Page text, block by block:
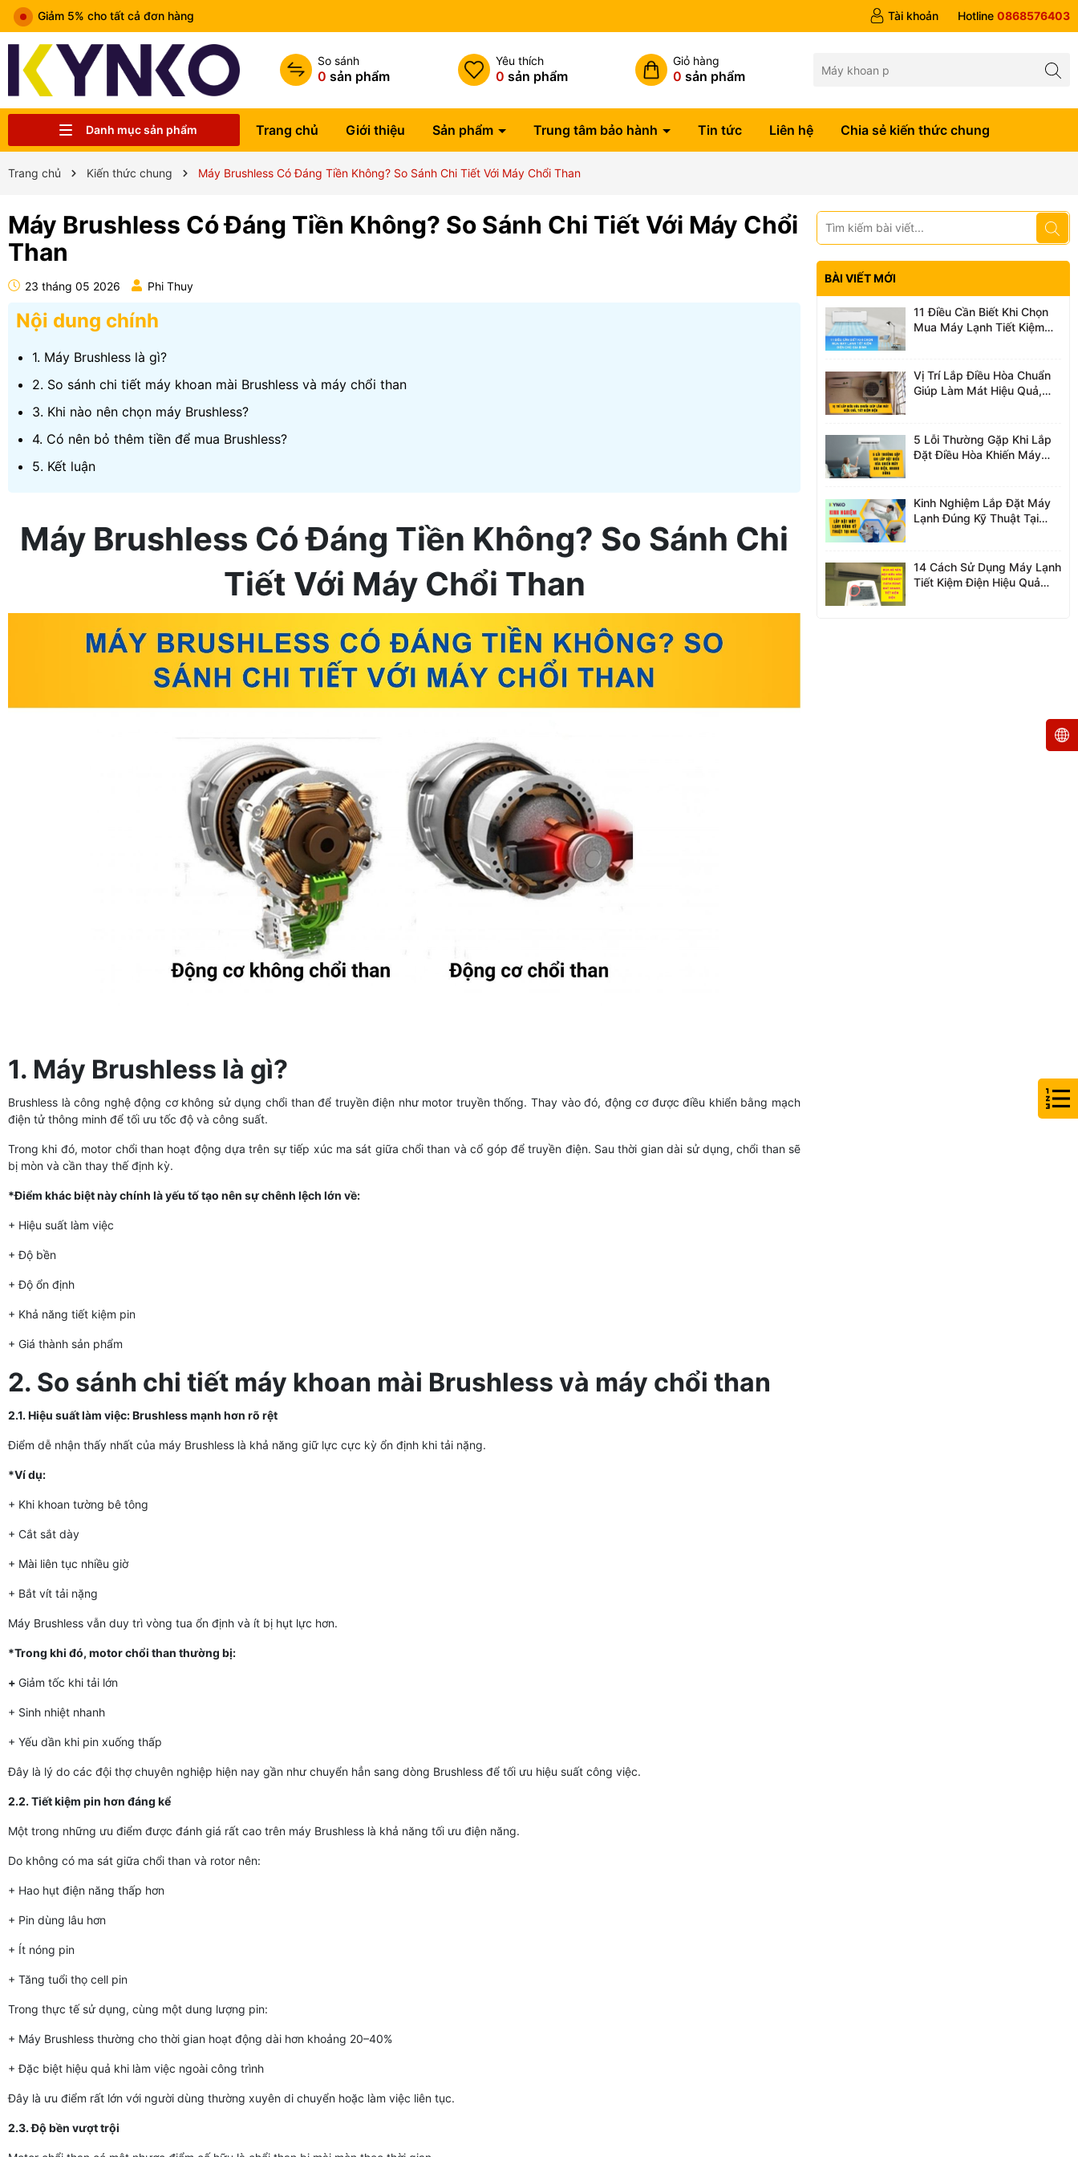
Tài khoản Hotline 0868576403
So sánh
0 sản phẩm
Yêu thích
0 sản phẩm
Giỏ hàng
0 sản phẩm
Danh mục sản phẩm Trang chủ Giới thiệu Sản phẩm Trung tâm bảo hành Tin tức Liên hệ Chia sẻ kiến thức chung
Trang chủ Kiến thức chung Máy Brushless Có Đáng Tiền Không? So Sánh Chi Tiết Với Máy Chổi Than
Máy Brushless Có Đáng Tiền Không? So Sánh Chi Tiết Với Máy Chổi
Than
23 tháng 05 2026 Phi Thuy
Nội dung chính
1. Máy Brushless là gì?
2. So sánh chi tiết máy khoan mài Brushless và máy chổi than
3. Khi nào nên chọn máy Brushless?
4. Có nên bỏ thêm tiền để mua Brushless?
5. Kết luận
Máy Brushless Có Đáng Tiền Không? So Sánh Chi
Tiết Với Máy Chổi Than
1. Máy Brushless là gì?
Brushless là công nghệ động cơ không sử dụng chổi than để truyền điện như motor truyền thống. Thay vào đó, động cơ được điều khiển bằng mạch
điện tử thông minh để tối ưu tốc độ và công suất.
Trong khi đó, motor chổi than hoạt động dựa trên sự tiếp xúc ma sát giữa chổi than và cổ góp để truyền điện. Sau thời gian dài sử dụng, chổi than sẽ
bị mòn và cần thay thế định kỳ.
*Điểm khác biệt này chính là yếu tố tạo nên sự chênh lệch lớn về:
+ Hiệu suất làm việc
+ Độ bền
+ Độ ổn định
+ Khả năng tiết kiệm pin
+ Giá thành sản phẩm
2. So sánh chi tiết máy khoan mài Brushless và máy chổi than
2.1. Hiệu suất làm việc: Brushless mạnh hơn rõ rệt
Điểm dễ nhận thấy nhất của máy Brushless là khả năng giữ lực cực kỳ ổn định khi tải nặng.
*Ví dụ:
+ Khi khoan tường bê tông
+ Cắt sắt dày
+ Mài liên tục nhiều giờ
+ Bắt vít tải nặng
Máy Brushless vẫn duy trì vòng tua ổn định và ít bị hụt lực hơn.
*Trong khi đó, motor chổi than thường bị:
+ Giảm tốc khi tải lớn
+ Sinh nhiệt nhanh
+ Yếu dần khi pin xuống thấp
Đây là lý do các đội thợ chuyên nghiệp hiện nay gần như chuyển hẳn sang dòng Brushless để tối ưu hiệu suất công việc.
2.2. Tiết kiệm pin hơn đáng kể
Một trong những ưu điểm được đánh giá rất cao trên máy Brushless là khả năng tối ưu điện năng.
Do không có ma sát giữa chổi than và rotor nên:
+ Hao hụt điện năng thấp hơn
+ Pin dùng lâu hơn
+ Ít nóng pin
+ Tăng tuổi thọ cell pin
Trong thực tế sử dụng, cùng một dung lượng pin:
+ Máy Brushless thường cho thời gian hoạt động dài hơn khoảng 20–40%
+ Đặc biệt hiệu quả khi làm việc ngoài công trình
Đây là ưu điểm rất lớn với người dùng thường xuyên di chuyển hoặc làm việc liên tục.
2.3. Độ bền vượt trội
BÀI VIẾT MỚI
11 Điều Cần Biết Khi Chọn
Mua Máy Lạnh Tiết Kiệm
Vị Trí Lắp Điều Hòa Chuẩn
Giúp Làm Mát Hiệu Quả,
5 Lỗi Thường Gặp Khi Lắp
Đặt Điều Hòa Khiến Máy
Kinh Nghiệm Lắp Đặt Máy
Lạnh Đúng Kỹ Thuật Tại
14 Cách Sử Dụng Máy Lạnh
Tiết Kiệm Điện Hiệu Quả